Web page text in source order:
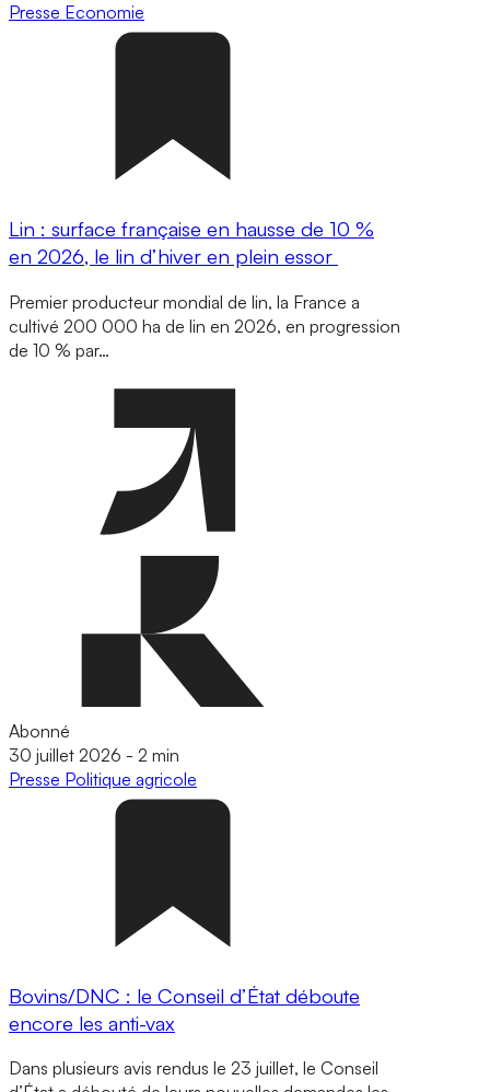
Presse Economie
Lin : surface française en hausse de 10 %
en 2026, le lin d’hiver en plein essor
Premier producteur mondial de lin, la France a
cultivé 200 000 ha de lin en 2026, en progression
de 10 % par…
Abonné
30 juillet 2026 - 2 min
Presse Politique agricole
Bovins/DNC : le Conseil d’État déboute
encore les anti-vax
Dans plusieurs avis rendus le 23 juillet, le Conseil